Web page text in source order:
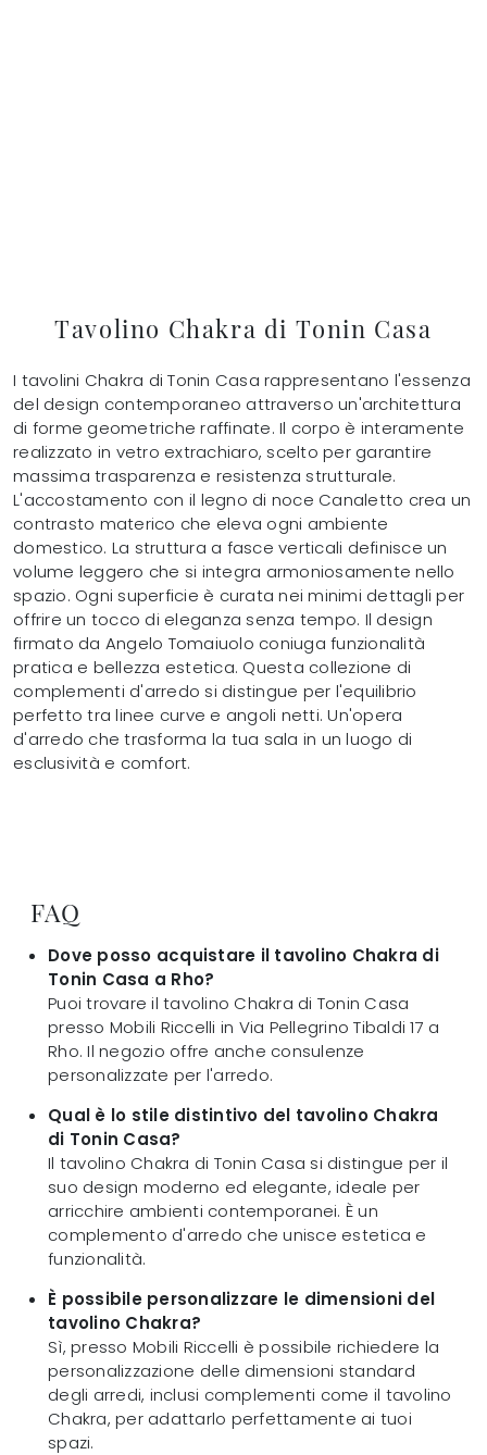
Tavolino Chakra di Tonin Casa
I tavolini Chakra di Tonin Casa rappresentano l'essenza
del design contemporaneo attraverso un'architettura
di forme geometriche raffinate. Il corpo è interamente
realizzato in vetro extrachiaro, scelto per garantire
massima trasparenza e resistenza strutturale.
L'accostamento con il legno di noce Canaletto crea un
contrasto materico che eleva ogni ambiente
domestico. La struttura a fasce verticali definisce un
volume leggero che si integra armoniosamente nello
spazio. Ogni superficie è curata nei minimi dettagli per
offrire un tocco di eleganza senza tempo. Il design
firmato da Angelo Tomaiuolo coniuga funzionalità
pratica e bellezza estetica. Questa collezione di
complementi d'arredo si distingue per l'equilibrio
perfetto tra linee curve e angoli netti. Un'opera
d'arredo che trasforma la tua sala in un luogo di
esclusività e comfort.
FAQ
Dove posso acquistare il tavolino Chakra di
Tonin Casa a Rho?
Puoi trovare il tavolino Chakra di Tonin Casa
presso Mobili Riccelli in Via Pellegrino Tibaldi 17 a
Rho. Il negozio offre anche consulenze
personalizzate per l'arredo.
Qual è lo stile distintivo del tavolino Chakra
di Tonin Casa?
Il tavolino Chakra di Tonin Casa si distingue per il
suo design moderno ed elegante, ideale per
arricchire ambienti contemporanei. È un
complemento d'arredo che unisce estetica e
funzionalità.
È possibile personalizzare le dimensioni del
tavolino Chakra?
Sì, presso Mobili Riccelli è possibile richiedere la
personalizzazione delle dimensioni standard
degli arredi, inclusi complementi come il tavolino
Chakra, per adattarlo perfettamente ai tuoi
spazi.